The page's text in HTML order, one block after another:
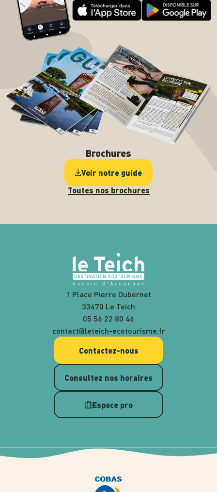
Brochures
Voir notre guide
Toutes nos brochures
1 Place Pierre Dubernet
33470 Le Teich
05 56 22 80 46
contact@leteich-ecotourisme.fr
Contactez-nous
Consultez nos horaires
Espace pro